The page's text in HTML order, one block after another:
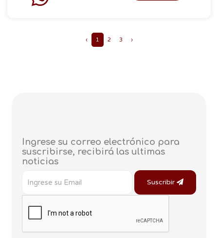
‹ 1 2 3 ›
Ingrese su correo electrónico para
suscribirse, recibirá las ultimas
noticias
Suscribir